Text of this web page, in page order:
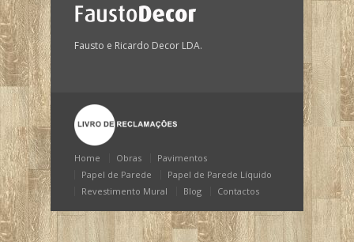
Fausto e Ricardo Decor LDA.
Home Obras
Pavimentos
Papel de Parede
Papel de Parede Líquido
Revestimento Mural
Blog Contactos